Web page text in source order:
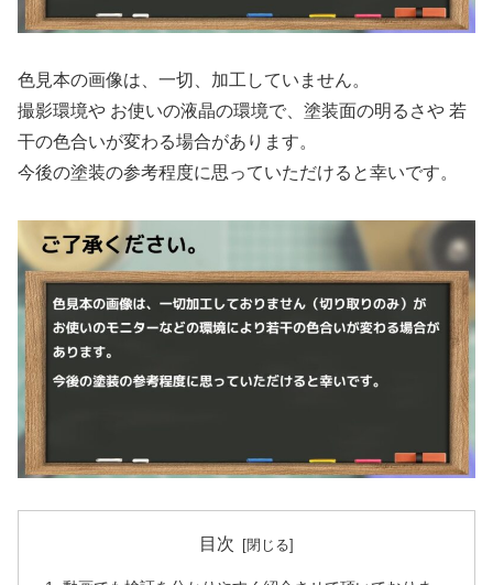
色見本の画像は、一切、加工していません。
撮影環境や お使いの液晶の環境で、塗装面の明るさや 若
干の色合いが変わる場合があります。
今後の塗装の参考程度に思っていただけると幸いです。
目次